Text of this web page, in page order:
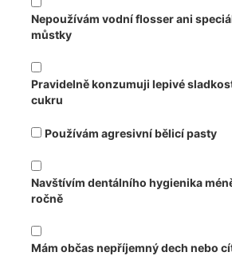
Nepoužívám vodní flosser ani
můstky
Pravidelně konzumuji lepivé
cukru
Používám agresivní bělicí pasty
Navštívím dentálního hygienika
ročně
Mám občas nepříjemný dech nebo